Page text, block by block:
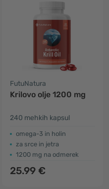
FutuNatura
Krilovo olje 1200 mg
240 mehkih kapsul
omega-3 in holin
za srce in jetra
1200 mg na odmerek
25.99 €